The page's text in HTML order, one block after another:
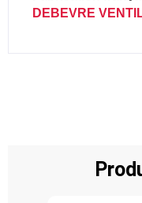
DEBEVRE